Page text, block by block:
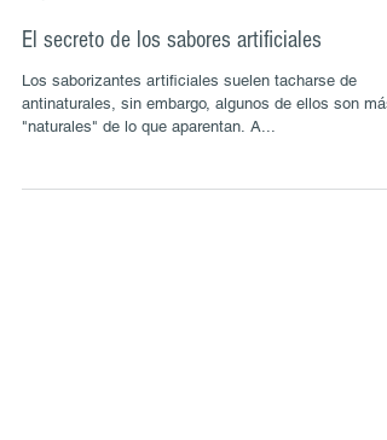
Auroquim
28 jul 2017
El secreto de los sabores artificiales
Los saborizantes artificiales suelen tacharse de
"naturales" de lo que aparentan. A...